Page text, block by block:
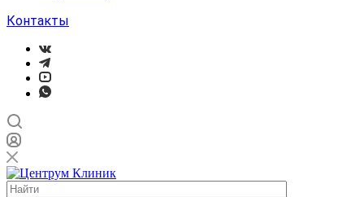
Контакты